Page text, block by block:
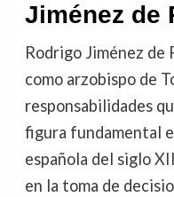
Jiménez de
Rodrigo Jiménez de
como arzobispo de
responsabilidades
figura fundamental
española del siglo
en la toma de